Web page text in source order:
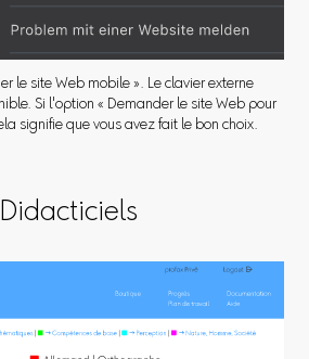
le site Web mobile ». Le clavier externe
Si l'option « Demander le site Web pour
signifie que vous avez fait le bon choix.